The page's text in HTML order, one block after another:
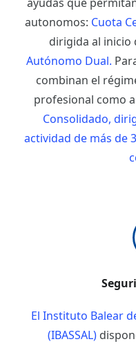
autonomos: Cuota
dirigida al inicio
Autónomo Dual.
combinan el
profesional como
Consolidado,
actividad de más de
El Instituto Balear
(IBASSAL)